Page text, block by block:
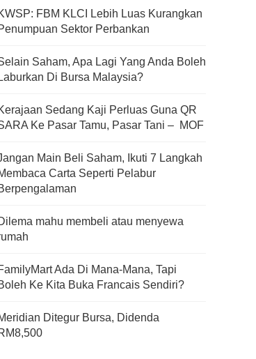
FBM KLCI Lebih Luas Kurangkan
Sektor Perbankan
Saham, Apa Lagi Yang Anda Boleh
Laburkan Di Bursa Malaysia?
Sedang Kaji Perluas Guna QR
Ke Pasar Tamu, Pasar Tani – MOF
Main Beli Saham, Ikuti 7 Langkah
Carta Seperti Pelabur
mahu membeli atau menyewa
Ada Di Mana-Mana, Tapi
Ke Kita Buka Francais Sendiri?
Ditegur Bursa, Didenda
Kenali Franchisee Disebalik
Family Mart
Yang Selalu Sifu Saham Sebut
Tu?